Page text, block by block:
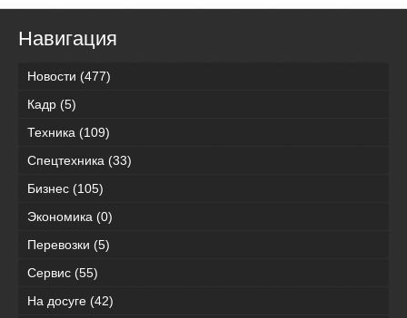
Навигация
Новости (477)
Кадр (5)
Техника (109)
Спецтехника (33)
Бизнес (105)
Экономика (0)
Перевозки (5)
Сервис (55)
На досуге (42)